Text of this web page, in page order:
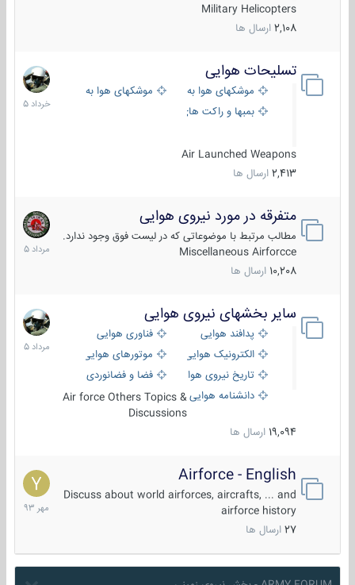
Military Helicopters
2,108 ارسال ها
تسلیحات هوایی
موشکهای هوا به هوا
موشکهای هوا به سطح
بمبها و راکت های هوایی
Air Launched Weapons
2,413 ارسال ها
30
خرداد
1405
متفرقه در مورد نیروی هوایی
مطالب مرتبط با موضوعاتی که در لیست فوق وجود ندارد.
Miscellaneous Airforcce
10,208 ارسال ها
7
مرداد
1405
سایر بخشهای نیروی هوایی
پدافند هوایی
فناوری هوایی
الکترونیک هوایی
موتورهای هوایی
تاریخ نیروی هوایی
فضا و فضانوردی
دانشنامه هواییAir force Others Topics &
Discussions
19,094 ارسال ها
2
مرداد
1405
Airforce - English
Discuss about world airforces, aircrafts, ... and
airforce history
27 ارسال ها
15
مهر
1393